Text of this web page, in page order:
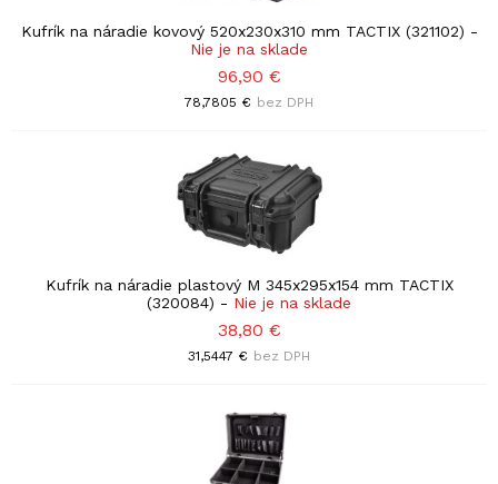
Kufrík na náradie kovový 520x230x310 mm TACTIX (321102) -
Nie je na sklade
96,90 €
78,7805 € bez DPH
Kufrík na náradie plastový M 345x295x154 mm TACTIX
(320084) - Nie je na sklade
38,80 €
31,5447 € bez DPH